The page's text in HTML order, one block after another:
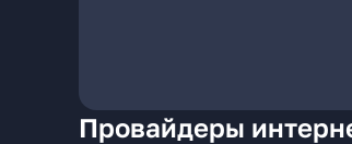
Провайдеры